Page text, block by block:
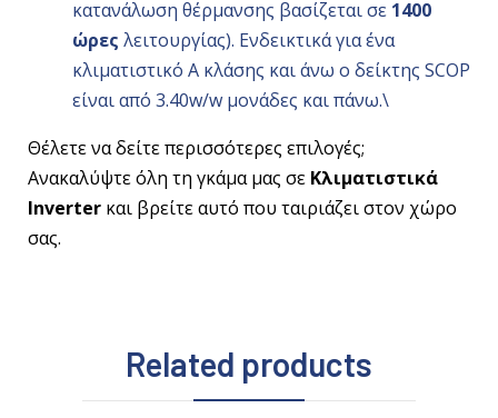
κατανάλωση θέρμανσης βασίζεται σε 1400
ώρες λειτουργίας). Ενδεικτικά για ένα
κλιματιστικό Α κλάσης και άνω ο δείκτης SCOP
είναι από 3.40w/w μονάδες και πάνω.\
Θέλετε να δείτε περισσότερες επιλογές;
Ανακαλύψτε όλη τη γκάμα μας σε Κλιματιστικά
Inverter και βρείτε αυτό που ταιριάζει στον χώρο
σας.
Related products